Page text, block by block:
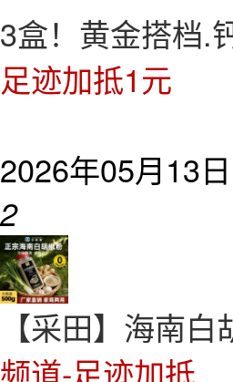
3盒！黄金搭档.
足迹加抵1元
2026年05月13
2
【采田】海南
频道-足迹加抵